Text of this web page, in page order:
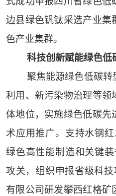
边县绿色钒钛采选产业集
色产业集群。
科技创新赋能绿色低
聚焦能源绿色低碳转
利用、新污染物治理等领
体地位，实施绿色低碳先
术应用推广。支持水钢
绿色高性能制造和关键
攻关，组织申报省级科
有限公司研发攀西红格矿